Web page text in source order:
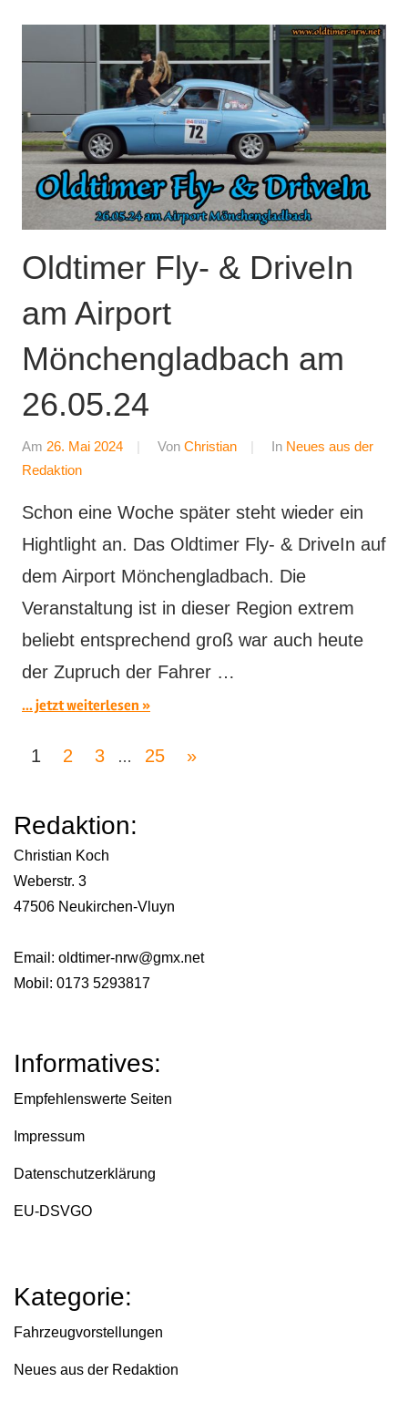
Oldtimer Fly- & DriveIn
am Airport
Mönchengladbach am
26.05.24
Am 26. Mai 2024 Von Christian In Neues aus der
Redaktion
Schon eine Woche später steht wieder ein
Hightlight an. Das Oldtimer Fly- & DriveIn auf
dem Airport Mönchengladbach. Die
Veranstaltung ist in dieser Region extrem
beliebt entsprechend groß war auch heute
der Zupruch der Fahrer …
... jetzt weiterlesen
Seitennummerierung
Beiträge
1 2 3 … 25
Nächste
»
Redaktion:
Christian Koch
Weberstr. 3
47506 Neukirchen-Vluyn
Email: oldtimer-nrw@gmx.net
Mobil: 0173 5293817
Informatives:
Empfehlenswerte Seiten
Impressum
Datenschutzerklärung
EU-DSVGO
Kategorie:
Fahrzeugvorstellungen
Neues aus der Redaktion